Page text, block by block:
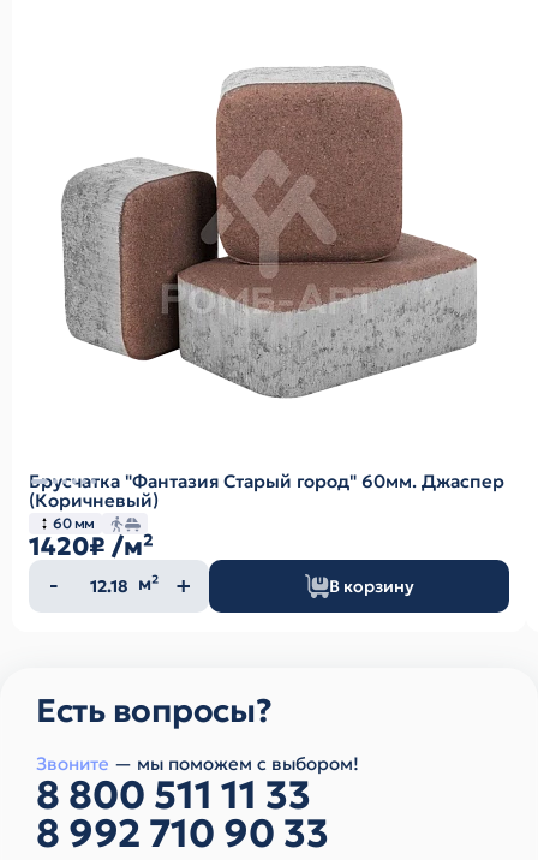
Брусчатка "Фантазия Старый город" 60мм. Джаспер
(Коричневый)
60 мм
1420₽ /м²
Количество
товара
м² В корзину
Есть вопросы?
Звоните — мы поможем с выбором!
8 800 511 11 33
8 992 710 90 33